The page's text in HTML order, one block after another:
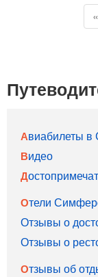
«
Авиабилеты
Видео
Отели
Отзывы о
Отзывы о
Отзывы об